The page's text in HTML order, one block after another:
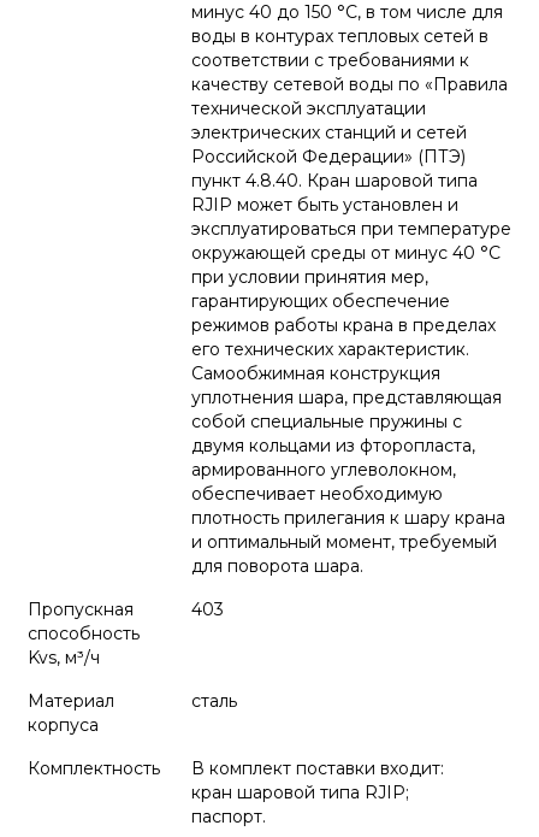
минус 40 до 150 °С, в том числе для
воды в контурах тепловых сетей в
соответствии с требованиями к
качеству сетевой воды по «Правила
технической эксплуатации
электрических станций и сетей
Российской Федерации» (ПТЭ)
пункт 4.8.40. Кран шаровой типа
RJIP может быть установлен и
эксплуатироваться при температуре
окружающей среды от минус 40 °С
при условии принятия мер,
гарантирующих обеспечение
режимов работы крана в пределах
его технических характеристик.
Самообжимная конструкция
уплотнения шара, представляющая
собой специальные пружины с
двумя кольцами из фторопласта,
армированного углеволокном,
обеспечивает необходимую
плотность прилегания к шару крана
и оптимальный момент, требуемый
для поворота шара.
Пропускная
способность
Kvs, м³/ч
403
Материал
корпуса
сталь
Комплектность
В комплект поставки входит:
кран шаровой типа RJIP;
паспорт.